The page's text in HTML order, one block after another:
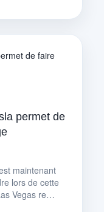
permet de
maintenant
lors de cette
Vegas re…